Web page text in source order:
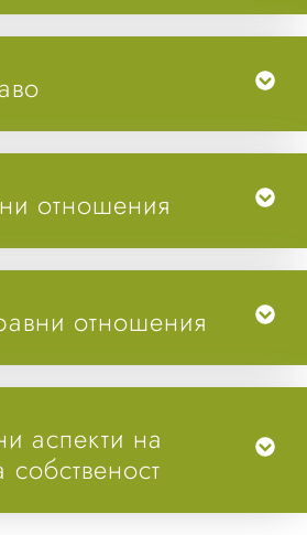
отношения
отношения
аспекти на